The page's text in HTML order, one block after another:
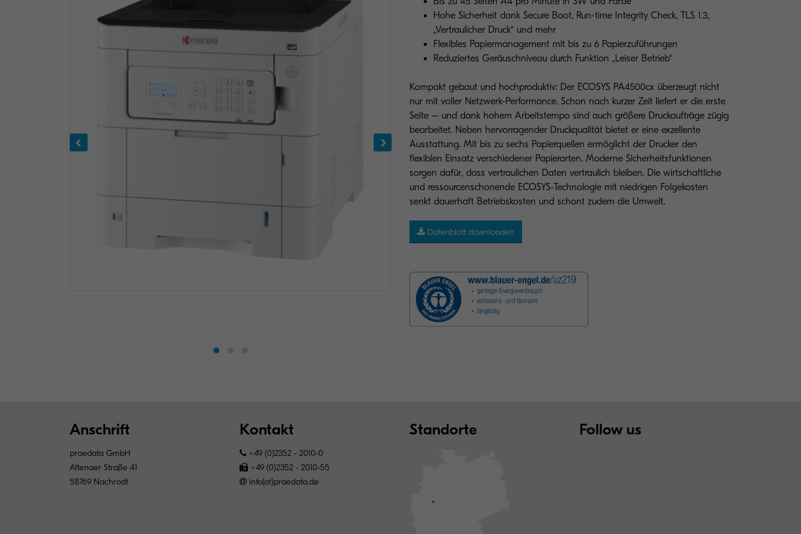
Hohe Sicherheit dank Secure Boot, Run-time Integrity Check, TLS 1.3,
„Vertraulicher Druck“ und mehr
Flexibles Papiermanagement mit bis zu 6 Papierzuführungen
Reduziertes Geräuschniveau durch Funktion „Leiser Betrieb“
Kompakt gebaut und hochproduktiv: Der ECOSYS PA4500cx überzeugt nicht
nur mit voller Netzwerk-Performance. Schon nach kurzer Zeit liefert er die erste
Seite – und dank hohem Arbeitstempo sind auch größere Druckaufträge zügig
bearbeitet. Neben hervorragender Druckqualität bietet er eine exzellente
Ausstattung. Mit bis zu sechs Papierquellen ermöglicht der Drucker den
flexiblen Einsatz verschiedener Papierarten. Moderne Sicherheitsfunktionen
sorgen dafür, dass vertraulichen Daten vertraulich bleiben. Die wirtschaftliche
und ressourcenschonende ECOSYS-Technologie mit niedrigen Folgekosten
senkt dauerhaft Betriebskosten und schont zudem die Umwelt.
Datenblatt downloaden
Anschrift
praedata GmbH
Altenaer Straße 41
58769 Nachrodt
Kontakt
+49 (0)2352 - 2010-0
+49 (0)2352 - 2010-55
info(at)praedata.de
Standorte Follow us